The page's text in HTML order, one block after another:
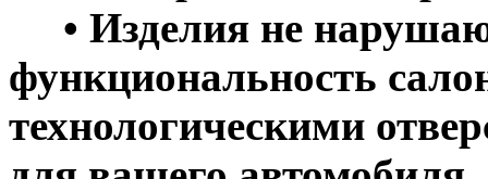
• Изделия не
функциональность
технологическими